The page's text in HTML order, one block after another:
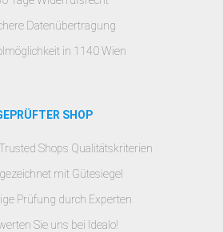
Datenübertragung
in 1140 Wien
SHOP
Shops Qualitätskriterien
mit Gütesiegel
Prüfung durch Experten
Sie uns bei Idealo!